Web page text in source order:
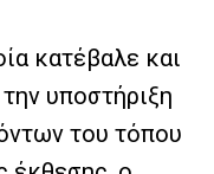
κατέβαλε και
υποστήριξη
του τόπου